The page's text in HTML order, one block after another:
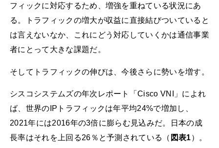
フィックに対応するため、増強を重ねている状況にあ
る。トラフィックの増大が収益に直接結びついていると
は言えないなか、これにどう対応していくかは通信事業
者にとって大きな課題だ。
そしてトラフィックの伸びは、今後さらに勢いを増す。
シスコシステムズの年次レポート「Cisco VNI」によれ
ば、世界のIPトラフィックは年平均24%で増加し、
2021年には2016年の3倍に膨らむ見込みだ。日本の成
長率はそれを上回る26％と予測されている（ 図表1）。